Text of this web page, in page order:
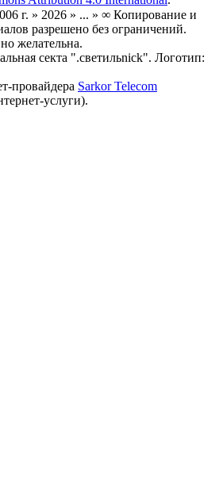
г. » 2026 » ... » ∞ Копирование и
разрешено без ограничений.
желательна.
секта ".светильnick". Логотип:
провайдера Sarkor Telecom
услуги).